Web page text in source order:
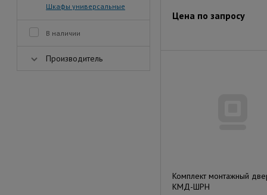
Шкафы универсальные
В наличии
Производитель
Цена по запросу
Комплект монтажный
КМД-ШРН